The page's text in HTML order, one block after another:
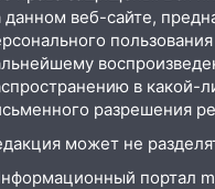
данном веб-сайте,
в какой-
разрешения
может не
портал